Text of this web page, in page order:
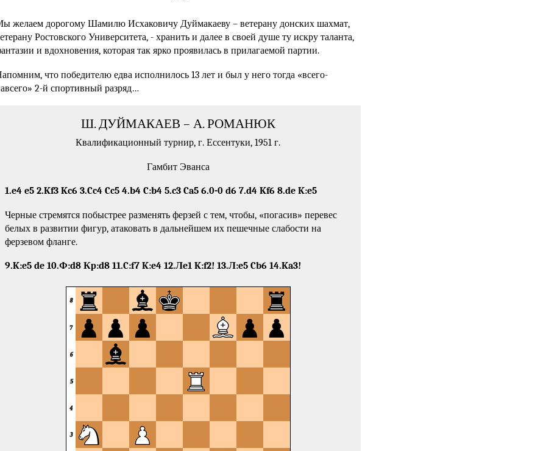
желаем дорогому Шамилю Исхаковичу Дуймакаеву – ветерану донских шахмат,
Ростовского Университета, - хранить и далее в своей душе ту искру таланта,
и вдохновения, которая так ярко проявилась в прилагаемой партии.
что победителю едва исполнилось 13 лет и был у него тогда «всего-
2-й спортивный разряд…
Ш. ДУЙМАКАЕВ – А. РОМАНЮК
Квалификационный турнир, г. Ессентуки, 1951 г.
Гамбит Эванса
1.e4 e5 2.Kf3 Kc6 3.Cc4 Cc5 4.b4 C:b4 5.c3 Ca5 6.0-0 d6 7.d4 Kf6 8.de K:e5
Черные стремятся побыстрее разменять ферзей с тем, чтобы, «погасив» перевес
белых в развитии фигур, атаковать в дальнейшем их пешечные слабости на
ферзевом фланге.
9.K:e5 de 10.Ф:d8 Кр:d8 11.C:f7 K:e4 12.Лe1 K:f2! 13.Л:e5 Cb6 14.Ka3!